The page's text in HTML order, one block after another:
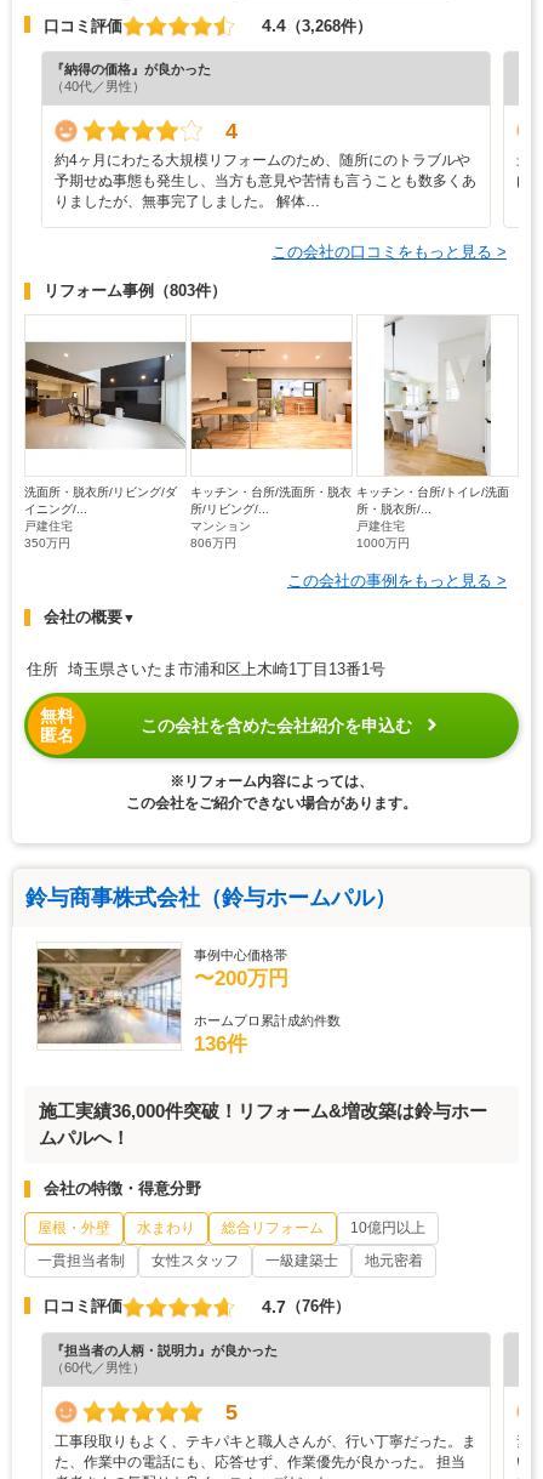
口コミ評価 4.4 （3,268件）
『納得の価格』が良かった
（40代／男性）
4
約4ヶ月にわたる大規模リフォームのため、随所にのトラブルや
予期せぬ事態も発生し、当方も意見や苦情も言うことも数多くあ
りましたが、無事完了しました。 解体…
最
内
この会社の口コミをもっと見る >
リフォーム事例 （803件）
洗面所・脱衣所/リビング/ダ
イニング/...
戸建住宅
350万円
キッチン・台所/洗面所・脱衣
所/リビング/...
マンション
806万円
キッチン・台所/トイレ/洗面
所・脱衣所/...
戸建住宅
1000万円
この会社の事例をもっと見る >
会社の概要▼
住所 埼玉県さいたま市浦和区上木崎1丁目13番1号
無料
匿名
この会社を含めた会社紹介を申込む
※リフォーム内容によっては、
この会社をご紹介できない場合があります。
鈴与商事株式会社（鈴与ホームパル）
事例中心価格帯
〜200万円
ホームプロ累計成約件数
136件
施工実績36,000件突破！リフォーム&増改築は鈴与ホー
ムパルへ！
会社の特徴・得意分野
屋根・外壁 水まわり 総合リフォーム
10億円以上
一貫担当者制
女性スタッフ 一級建築士 地元密着
口コミ評価 4.7 （76件）
『担当者の人柄・説明力』が良かった
（60代／男性）
5
工事段取りもよく、テキパキと職人さんが、行い丁寧だった。ま
た、作業中の電話にも、応答せず、作業優先が良かった。 担当
素
い